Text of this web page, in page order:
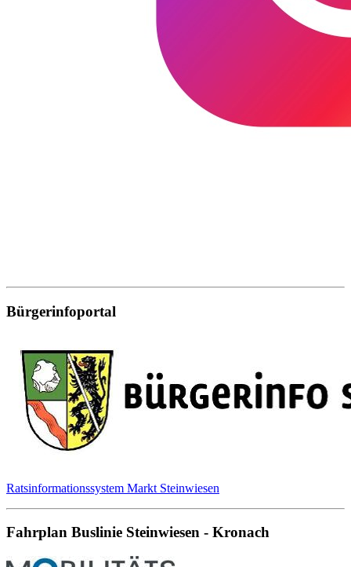
Bürgerinfoportal
Ratsinformationssystem Markt Steinwiesen
Fahrplan Buslinie Steinwiesen - Kronach